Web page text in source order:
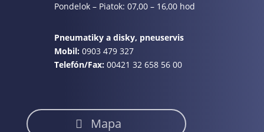
Pondelok – Piatok: 07,00 – 16,00 hod
Pneumatiky a disky, pneuservis
Mobil: 0903 479 327
Telefón/Fax:00421 32 658 56 00
Mapa